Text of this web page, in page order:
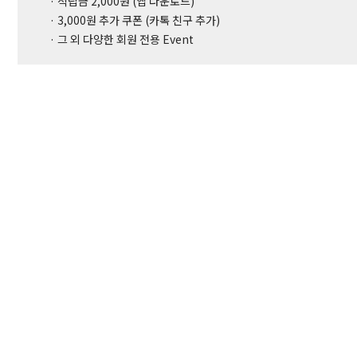
· 3,000원 추가 쿠폰 (카톡 친구 추가)
· 그 외 다양한 회원 전용 Event